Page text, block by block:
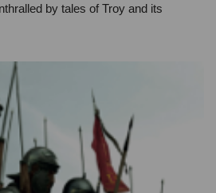
by tales of Troy and its